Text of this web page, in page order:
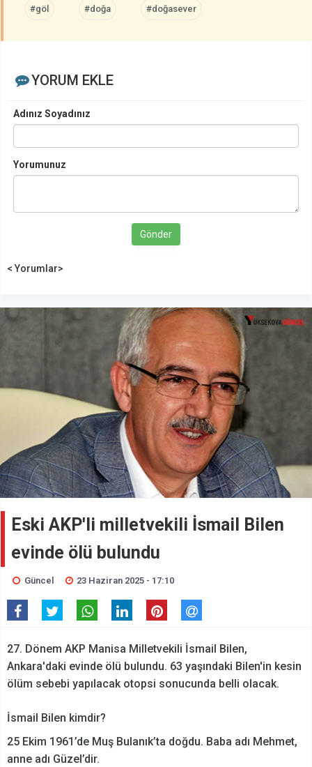
#göl #doğa #doğasever
YORUM EKLE
Adınız Soyadınız
Yorumunuz
Gönder
< Yorumlar>
Eski AKP'li milletvekili İsmail Bilen
evinde ölü bulundu
Güncel 23 Haziran 2025 - 17:10
27. Dönem AKP Manisa Milletvekili İsmail Bilen,
Ankara'daki evinde ölü bulundu. 63 yaşındaki Bilen'in kesin
ölüm sebebi yapılacak otopsi sonucunda belli olacak.
İsmail Bilen kimdir?
25 Ekim 1961’de Muş Bulanık’ta doğdu. Baba adı Mehmet,
anne adı Güzel’dir.